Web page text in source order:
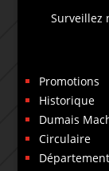
Surveillez
Promotions
Historique
Dumais
Circulaire
Département